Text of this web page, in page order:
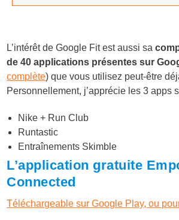
L’intérêt de Google Fit est aussi sa
de 40 applications présentes sur
complète) que vous utilisez peut-être
Personnellement, j’apprécie les 3 apps
Nike + Run Club
Runtastic
Entraînements Skimble
L’application gratuite
Connected
Téléchargeable surGoogle Play, ou